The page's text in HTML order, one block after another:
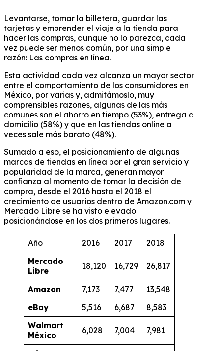
Levantarse, tomar la billetera, guardar las
tarjetas y emprender el viaje a la tienda para
hacer las compras, aunque no lo parezca, cada
vez puede ser menos común, por una simple
razón: Las compras en línea.
Esta actividad cada vez alcanza un mayor sector
entre el comportamiento de los consumidores en
México, por varias y, admitámoslo, muy
comprensibles razones, algunas de las más
comunes son el ahorro en tiempo (53%), entrega a
domicilio (58%) y que en las tiendas online a
veces sale más barato (48%).
Sumado a eso, el posicionamiento de algunas
marcas de tiendas en línea por el gran servicio y
popularidad de la marca, generan mayor
confianza al momento de tomar la decisión de
compra, desde el 2016 hasta el 2018 el
crecimiento de usuarios dentro de Amazon.com y
Mercado Libre se ha visto elevado
posicionándose en los dos primeros lugares.
Año 2016 2017
2018
Mercado
Libre
18,120 16,729 26,817
Amazon 7,173 7,477
13,548
eBay
5,516 6,687
8,583
Walmart
México
6,028 7,004 7,981